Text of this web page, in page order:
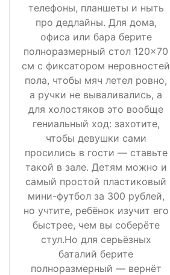
телефоны, планшеты и ныть
про дедлайны. Для дома,
офиса или бара берите
полноразмерный стол 120×70
см с фиксатором неровностей
пола, чтобы мяч летел ровно,
а ручки не вываливались, а
для холостяков это вообще
гениальный ход: захотите,
чтобы девушки сами
просились в гости — ставьте
такой в зале. Детям можно и
самый простой пластиковый
мини-футбол за 300 рублей,
но учтите, ребёнок изучит его
быстрее, чем вы соберёте
стул.Но для серьёзных
баталий берите
полноразмерный — вернёт